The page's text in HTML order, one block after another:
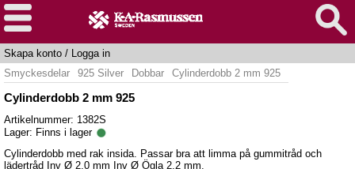
Skapa konto / Logga in
Smyckesdelar
925 Silver Dobbar Cylinderdobb 2 mm 925
Cylinderdobb 2 mm 925
Artikelnummer: 1382S
Lager: Finns i lager
Cylinderdobb med rak insida. Passar bra att limma på gummitråd och
lädertråd Inv Ø 2,0 mm Inv Ø Ögla 2,2 mm.